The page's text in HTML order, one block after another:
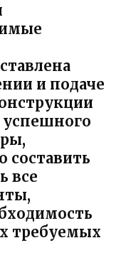
и подаче
составить
все
требуемых